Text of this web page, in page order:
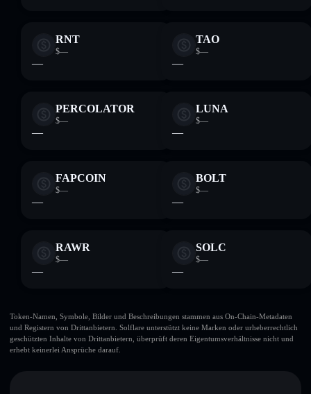
RNT
$—
—
TAO
$—
—
PERCOLATOR
$—
—
LUNA
$—
—
FAPCOIN
$—
—
BOLT
$—
—
RAWR
$—
—
SOLC
$—
—
Token-Namen, Symbole, Bilder und Beschreibungen stammen aus On-Chain-Metadaten
und Registern von Drittanbietern. Solflare unterstützt keine Marken oder urheberrechtlich
geschützten Inhalte von Drittanbietern, überprüft deren Eigentumsverhältnisse nicht und
erhebt keinerlei Ansprüche darauf.